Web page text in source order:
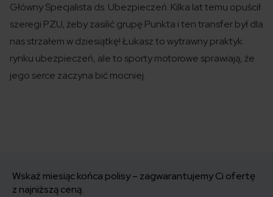
Główny Specjalista ds. Ubezpieczeń. Kilka lat temu opuścił
szeregi PZU, żeby zasilić grupę Punkta i ten transfer był dla
nas strzałem w dziesiątkę! Łukasz to wytrawny praktyk
rynku ubezpieczeń, ale to sporty motorowe sprawiają, że
jego serce zaczyna bić mocniej.
Wskaż miesiąc końca polisy – zagwarantujemy Ci ofertę
z najniższą ceną.